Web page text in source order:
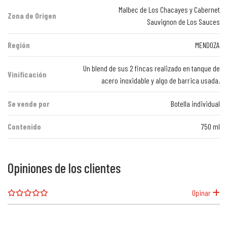
Zona de Origen
Malbec de Los Chacayes y Cabernet
Sauvignon de Los Sauces
Región MENDOZA
Vinificación
Un blend de sus 2 fincas realizado en tanque de
acero inoxidable y algo de barrica usada.
Se vende por Botella individual
Contenido 750 ml
Opiniones de los clientes
Opinar